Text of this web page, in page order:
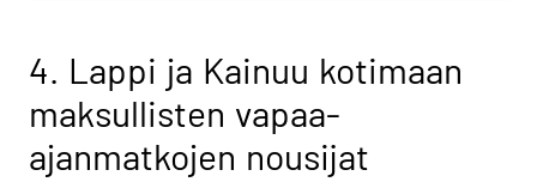
4. Lappi ja Kainuu kotimaan
maksullisten vapaa-
ajanmatkojen nousijat